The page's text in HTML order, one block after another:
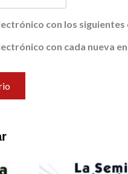
con los
con cada nueva